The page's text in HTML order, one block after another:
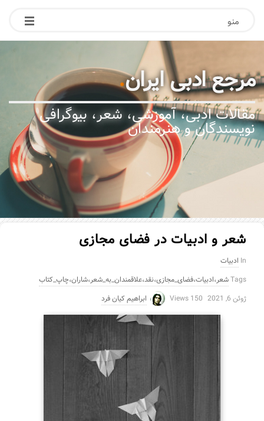
منو
مرجع ادبی ایران.
مقالات ادبی، آموزشی، شعر، بیوگرافی
نویسندگان و هنرمندان
شعر و ادبیات در فضای مجازی
In ادبیات
Tagsشعر،ادبیات،فضای_مجازی،نقد،علاقمندان_به_شعر،شاران،چاپ_کتاب
ژوئن 6, 2021
150 Views ابراهیم کیان فرد